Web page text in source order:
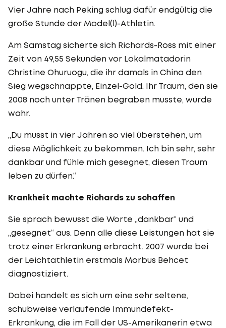
Vier Jahre nach Peking schlug dafür endgültig die
große Stunde der Model(l)-Athletin.
Am Samstag sicherte sich Richards-Ross mit einer
Zeit von 49,55 Sekunden vor Lokalmatadorin
Christine Ohuruogu, die ihr damals in China den
Sieg wegschnappte, Einzel-Gold. Ihr Traum, den sie
2008 noch unter Tränen begraben musste, wurde
wahr.
„Du musst in vier Jahren so viel überstehen, um
diese Möglichkeit zu bekommen. Ich bin sehr, sehr
dankbar und fühle mich gesegnet, diesen Traum
leben zu dürfen.“
Krankheit machte Richards zu schaffen
Sie sprach bewusst die Worte „dankbar“ und
„gesegnet“ aus. Denn alle diese Leistungen hat sie
trotz einer Erkrankung erbracht. 2007 wurde bei
der Leichtathletin erstmals Morbus Behcet
diagnostiziert.
Dabei handelt es sich um eine sehr seltene,
schubweise verlaufende Immundefekt-
Erkrankung, die im Fall der US-Amerikanerin etwa